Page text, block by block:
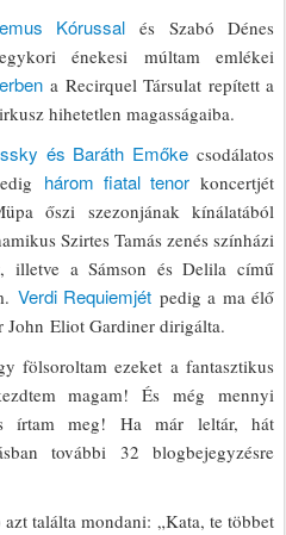
Kórussal és Szabó Dénes
énekesi múltam emlékei
a Recirquel Társulat repített a
hihetetlen magasságaiba.
és Baráth Emőkecsodálatos
három fiatal tenorkoncertjét
őszi szezonjának kínálatából
Szirtes Tamás zenés színházi
illetve a Sámson és Delila című
Verdi Requiemjét pedig a ma élő
John Eliot Gardiner dirigálta.
fölsoroltam ezeket a fantasztikus
magam! És még mennyi
írtam meg! Ha már leltár, hát
további 32 blogbejegyzésre
találta mondani: „Kata, te többet